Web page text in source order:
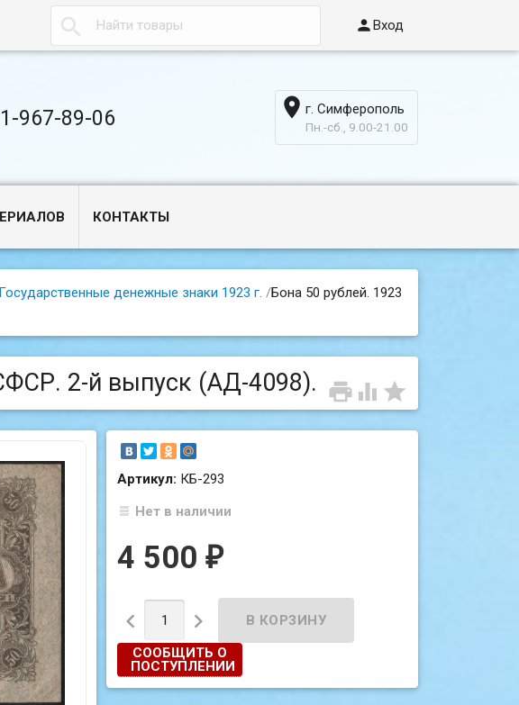
 Вход
967-89-06  г. Симферополь
Пн.-сб., 9.00-21.00
КОНТАКТЫ
денежные знаки 1923 г. /Бона 50 рублей. 1923
  
2-й выпуск (АД-4098).
Артикул: КБ-293
Нет в наличии
4 500₽
 
СООБЩИТЬ О
ПОСТУПЛЕНИИ